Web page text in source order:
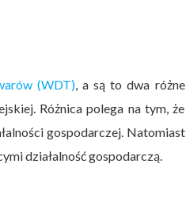
(WDT), a są to dwa różne
Różnica polega na tym, że
gospodarczej. Natomiast
działalność gospodarczą.